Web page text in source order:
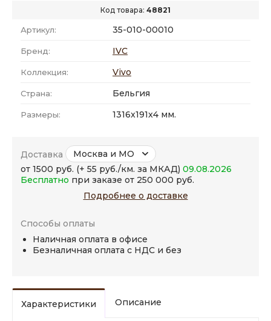
Код товара: 48821
Артикул: 35-010-00010
Бренд: IVC
Коллекция: Vivo
Страна: Бельгия
Размеры: 1316x191x4 мм.
Доставка
Москва и МО
от 1500 руб. (+ 55 руб./км. за МКАД) 09.08.2026
Бесплатно при заказе от 250 000 руб.
Подробнее о доставке
Способы оплаты
Наличная оплата в офисе
Безналичная оплата с НДС и без
Характеристики Описание